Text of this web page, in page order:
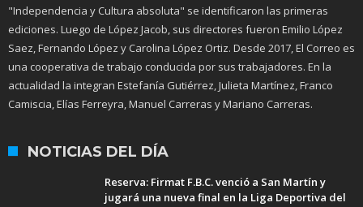
"Independencia y Cultura absoluta" se identificaron las primeras
ediciones. Luego de López Jacob, sus directores fueron Emilio López
Saez, Fernando López y Carolina López Ortiz. Desde 2017, El Correo es
una cooperativa de trabajo conducida por sus trabajadores. En la
actualidad la integran Estefanía Gutiérrez, Julieta Martínez, Franco
Camiscia, Elías Ferreyra, Manuel Carreras y Mariano Carreras.
NOTICIAS DEL DÍA
Reserva: Firmat F.B.C. venció a San Martín y
jugará una nueva final en la Liga Deportiva del